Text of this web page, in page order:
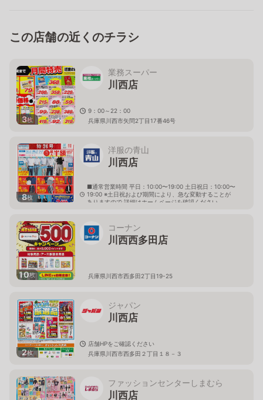
この店舗の近くのチラシ
3枚
業務スーパー
川西店
9：00～22：00
兵庫県川西市矢問2丁目17番46号
8枚
洋服の青山
川西店
■通常営業時間 平日：10:00〜19:00 土日祝日：10:00〜
19:00 ※土日祝および期間により、急な変動することが
ありますので 詳細はホームページを確認ください
10枚
コーナン
川西西多田店
兵庫県川西市西多田2丁目19-25
2枚
ジャパン
川西店
店舗HPをご確認ください
兵庫県川西市西多田２丁目１８－３
ファッションセンターしまむら
川西店